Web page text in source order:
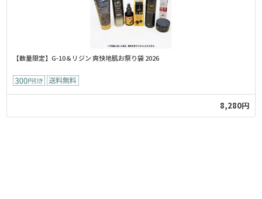
【数量限定】G-10＆リジン 爽快地肌お祭り袋 2026
8,280円